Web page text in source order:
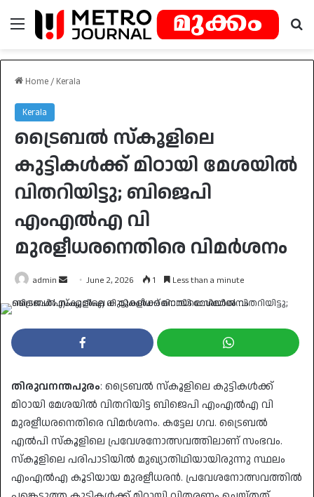
Menu
Home / Kerala
Kerala
ട്രൈബൽ സ്കൂളിലെ
കുട്ടികൾക്ക് മിഠായി മേശയിൽ
വിതറിയിട്ടു; ബിജെപി
എംഎൽഎ വി
മുരളീധരനെതിരെ വിമർശനം
admin
Send
an
June 2, 2026 1 Less than a minute
തിരുവനന്തപുരം: ട്രൈബൽ സ്കൂളിലെ കുട്ടികൾക്ക്
മിഠായി മേശയിൽ വിതറിയിട്ട ബിജെപി എംഎൽഎ വി
മുരളീധരനെതിരെ വിമർശനം. കട്ടേല ഗവ. ട്രൈബൽ
എൽപി സ്കൂളിലെ പ്രവേശനോത്സവത്തിലാണ് സംഭവം.
സ്‌കൂളിലെ പരിപാടിയിൽ മുഖ്യാതിഥിയായിരുന്നു സ്ഥലം
എംഎൽഎ കൂടിയായ മുരളീധരൻ. പ്രവേശനോത്സവത്തിൽ